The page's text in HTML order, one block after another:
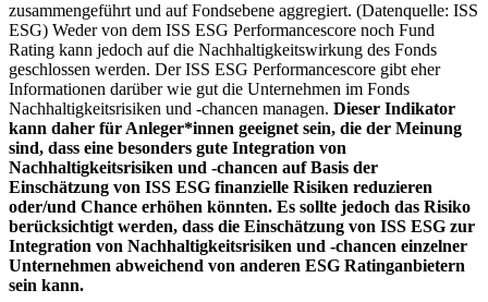
zusammengeführt und auf Fondsebene aggregiert. (Datenquelle: ISS
ESG) Weder von dem ISS ESG Performancescore noch Fund
Rating kann jedoch auf die Nachhaltigkeitswirkung des Fonds
geschlossen werden. Der ISS ESG Performancescore gibt eher
Informationen darüber wie gut die Unternehmen im Fonds
Nachhaltigkeitsrisiken und -chancen managen. Dieser Indikator
kann daher für Anleger*innen geeignet sein, die der Meinung
sind, dass eine besonders gute Integration von
Nachhaltigkeitsrisiken und -chancen auf Basis der
Einschätzung von ISS ESG finanzielle Risiken reduzieren
oder/und Chance erhöhen könnten. Es sollte jedoch das Risiko
berücksichtigt werden, dass die Einschätzung von ISS ESG zur
Integration von Nachhaltigkeitsrisiken und -chancen einzelner
Unternehmen abweichend von anderen ESG Ratinganbietern
sein kann.